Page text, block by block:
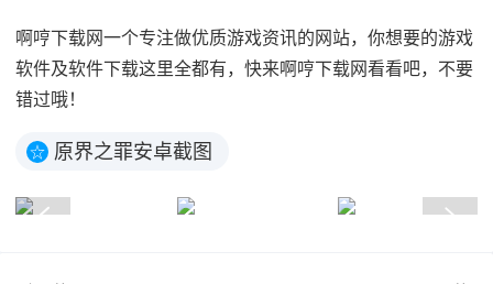
啊哼下载网一个专注做优质游戏资讯的网站，你想要的游戏
软件及软件下载这里全都有，快来啊哼下载网看看吧，不要
错过哦！
☆ 原界之罪安卓截图